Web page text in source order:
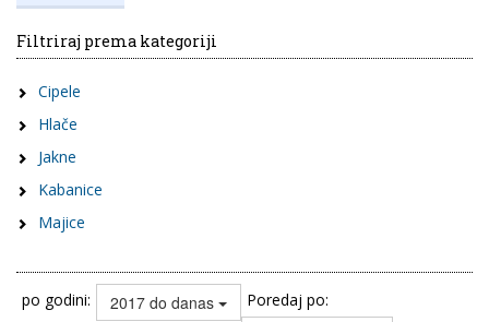
Filtriraj prema kategoriji
Cipele
Hlače
Jakne
Kabanice
Majice
po godini: 2017 do danas Poredaj po: